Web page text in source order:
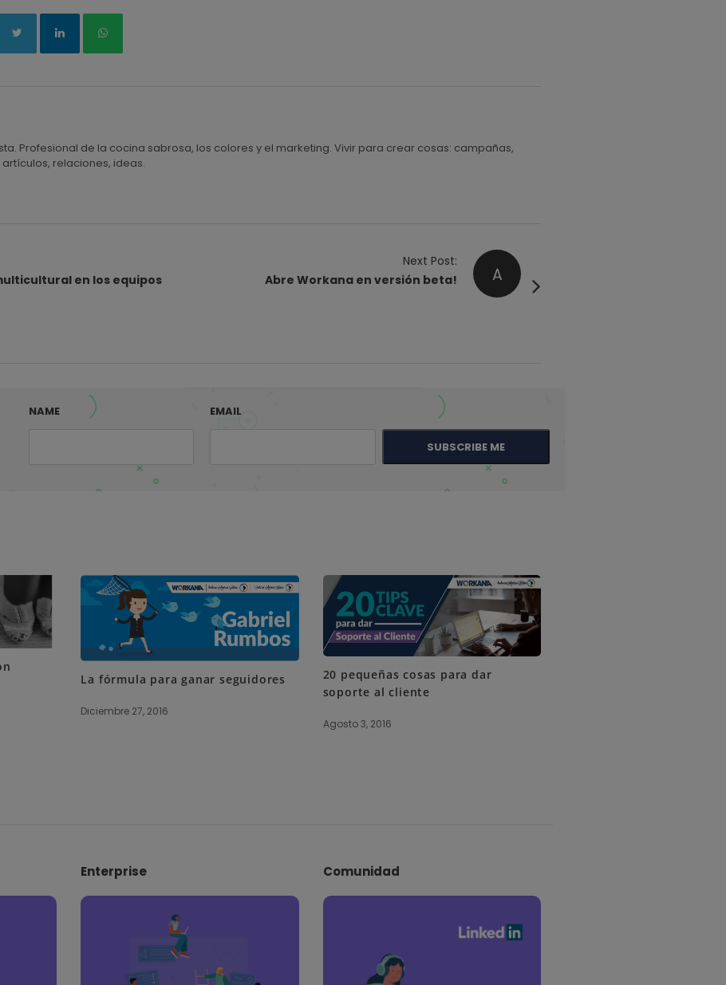
Profesional de la cocina sabrosa, los colores y el marketing. Vivir para crear cosas: campañas,
relaciones, ideas.
en los equipos
A
Next Post:
Abre Workana en versión beta!
NAME EMAIL
SUBSCRIBE ME
La fórmula para ganar seguidores
Diciembre 27, 2016
20 pequeñas cosas para dar
soporte al cliente
Agosto 3, 2016
Enterprise Comunidad